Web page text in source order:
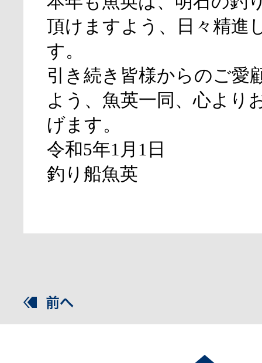
頂けますよう、日々精進
す。
引き続き皆様からのご愛
よう、魚英一同、心より
げます。
令和5年1月1日
釣り船魚英